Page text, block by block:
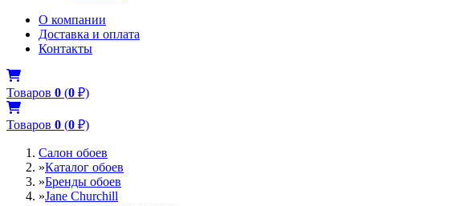
О компании
Доставка и оплата
Контакты
Товаров 0 (0 ₽)
Товаров 0 (0 ₽)
Салон обоев
»Каталог обоев
»Бренды обоев
»Jane Churchill